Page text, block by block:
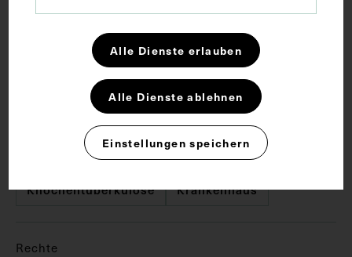
Das Bild ist in einer unbekannten Ausgabe der
französischsprachigen Zeitschrift La Vie Medicale
veröffentlicht worden.
Schlagwörter
Gelenktuberkulose
Knochentuberkulose
Krankenhaus
Rechte
Alle Dienste erlauben
Alle Dienste ablehnen
Einstellungen speichern